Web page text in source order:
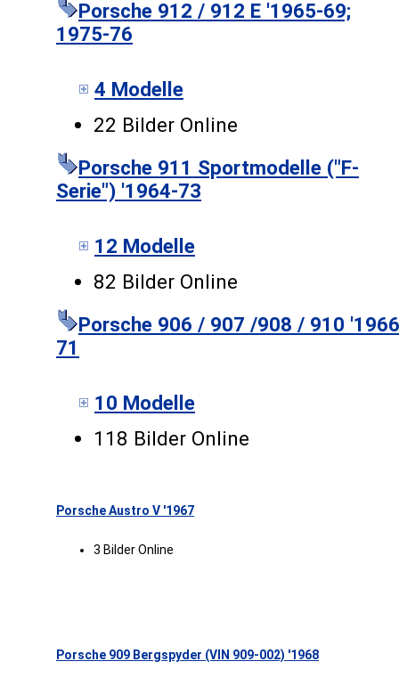
Porsche 912 / 912 E '1965-69;
1975-76
4 Modelle
22 Bilder Online
Porsche 911 Sportmodelle ("F-
Serie") '1964-73
12 Modelle
82 Bilder Online
Porsche 906 / 907 /908 / 910
71
10 Modelle
118 Bilder Online
Porsche Austro V '1967
3 Bilder Online
Porsche 909 Bergspyder (VIN 909-002) '1968